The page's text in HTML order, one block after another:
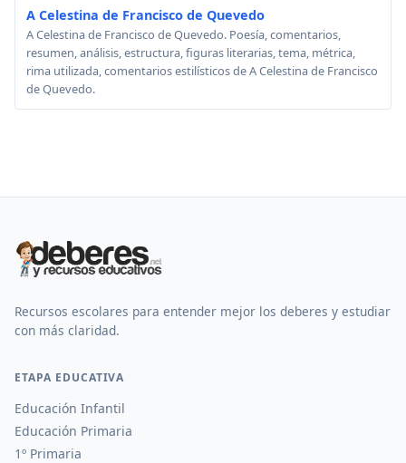
A Celestina de Francisco de Quevedo
A Celestina de Francisco de Quevedo. Poesía, comentarios,
resumen, análisis, estructura, figuras literarias, tema, métrica,
rima utilizada, comentarios estilísticos de A Celestina de Francisco
de Quevedo.
Recursos escolares para entender mejor los deberes y estudiar
con más claridad.
ETAPA EDUCATIVA
Educación Infantil
Educación Primaria
1º Primaria